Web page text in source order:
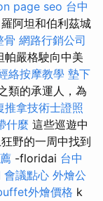
page seo 台中
阿坦和伯利茲城
骨 網路行銷公司
帕嚴格駛向中美
絡按摩教學 墊下
類的承運人，為
推拿技術士證照
什麼 這些巡遊中
野的一周中找到
-floridai 台中
會議點心 外燴公
外燴價格 k